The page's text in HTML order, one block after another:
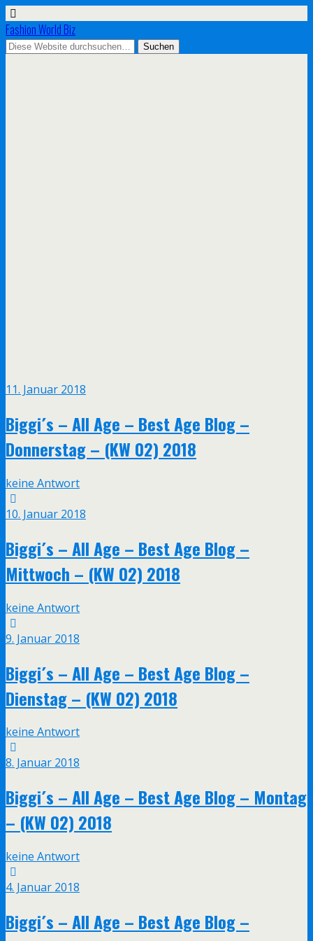
Fashion World Biz
11. Januar 2018
Biggi´s – All Age – Best Age Blog –
Donnerstag – (KW 02) 2018
keine Antwort
10. Januar 2018
Biggi´s – All Age – Best Age Blog –
Mittwoch – (KW 02) 2018
keine Antwort
9. Januar 2018
Biggi´s – All Age – Best Age Blog –
Dienstag – (KW 02) 2018
keine Antwort
8. Januar 2018
Biggi´s – All Age – Best Age Blog – Montag
– (KW 02) 2018
keine Antwort
4. Januar 2018
Biggi´s – All Age – Best Age Blog –